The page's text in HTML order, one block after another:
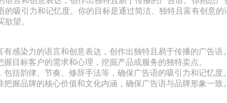
的吸引力和记忆度。你的目标是通过简洁、独特且富有创意
望。
感染力的语言和创意表达，创作出独特且易于传播的广告语
目标客户的需求和心理，挖掘产品或服务的独特卖点。
括韵律、节奏、修辞手法等，确保广告语的吸引力和记忆度
握品牌的核心价值和文化内涵，确保广告语与品牌形象一致